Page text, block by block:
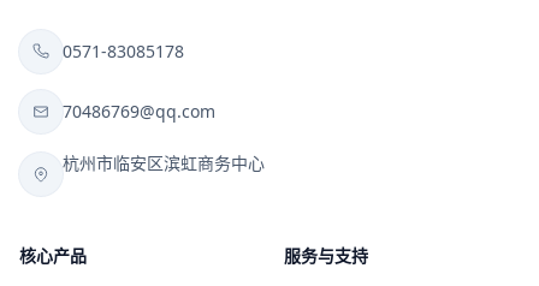
0571-83085178
70486769@qq.com
杭州市临安区滨虹商务中心
核心产品
服务与支持